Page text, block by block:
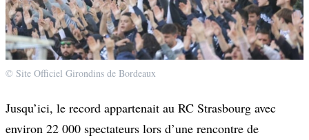
© Site Officiel Girondins de Bordeaux
Jusqu’ici, le record appartenait au RC Strasbourg avec
environ 22 000 spectateurs lors d’une rencontre de